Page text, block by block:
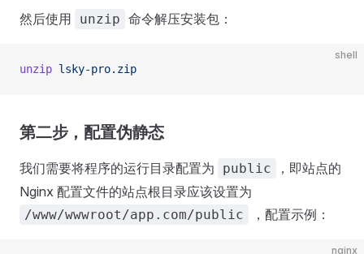
然后使用 unzip 命令解压安装包：
shell
unzip lsky-pro.zip
第二步，配置伪静态
我们需要将程序的运行目录配置为 public
，即站点的
Nginx 配置文件的站点根目录应该设置为
/www/wwwroot/app.com/public ，配置示例：
nginx